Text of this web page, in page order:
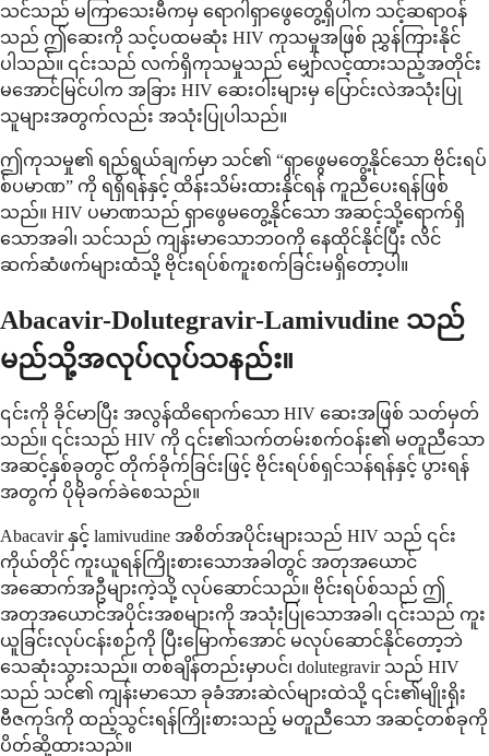
သင်သည် မကြာသေးမီကမှ ရောဂါရှာဖွေတွေ့ရှိပါက သင့်ဆရာဝန်
သည် ဤဆေးကို သင့်ပထမဆုံး HIV ကုသမှုအဖြစ် ညွှန်ကြားနိုင်
ပါသည်။ ၎င်းသည် လက်ရှိကုသမှုသည် မျှော်လင့်ထားသည့်အတိုင်း
မအောင်မြင်ပါက အခြား HIV ဆေးဝါးများမှ ပြောင်းလဲအသုံးပြု
သူများအတွက်လည်း အသုံးပြုပါသည်။
ဤကုသမှု၏ ရည်ရွယ်ချက်မှာ သင်၏ “ရှာဖွေမတွေ့နိုင်သော ဗိုင်းရပ်
စ်ပမာဏ” ကို ရရှိရန်နှင့် ထိန်းသိမ်းထားနိုင်ရန် ကူညီပေးရန်ဖြစ်
သည်။ HIV ပမာဏသည် ရှာဖွေမတွေ့နိုင်သော အဆင့်သို့ရောက်ရှိ
သောအခါ၊ သင်သည် ကျန်းမာသောဘဝကို နေထိုင်နိုင်ပြီး လိင်
ဆက်ဆံဖက်များထံသို့ ဗိုင်းရပ်စ်ကူးစက်ခြင်းမရှိတော့ပါ။
Abacavir-Dolutegravir-Lamivudine သည်
မည်သို့အလုပ်လုပ်သနည်း။
၎င်းကို ခိုင်မာပြီး အလွန်ထိရောက်သော HIV ဆေးအဖြစ် သတ်မှတ်
သည်။ ၎င်းသည် HIV ကို ၎င်း၏သက်တမ်းစက်ဝန်း၏ မတူညီသော
အဆင့်နှစ်ခုတွင် တိုက်ခိုက်ခြင်းဖြင့် ဗိုင်းရပ်စ်ရှင်သန်ရန်နှင့် ပွားရန်
အတွက် ပိုမိုခက်ခဲစေသည်။
Abacavir နှင့် lamivudine အစိတ်အပိုင်းများသည် HIV သည် ၎င်း
ကိုယ်တိုင် ကူးယူရန်ကြိုးစားသောအခါတွင် အတုအယောင်
အဆောက်အဦများကဲ့သို့ လုပ်ဆောင်သည်။ ဗိုင်းရပ်စ်သည် ဤ
အတုအယောင်အပိုင်းအစများကို အသုံးပြုသောအခါ၊ ၎င်းသည် ကူး
ယူခြင်းလုပ်ငန်းစဉ်ကို ပြီးမြောက်အောင် မလုပ်ဆောင်နိုင်တော့ဘဲ
သေဆုံးသွားသည်။ တစ်ချိန်တည်းမှာပင်၊ dolutegravir သည် HIV
သည် သင်၏ ကျန်းမာသော ခုခံအားဆဲလ်များထဲသို့ ၎င်း၏မျိုးရိုး
ဗီဇကုဒ်ကို ထည့်သွင်းရန်ကြိုးစားသည့် မတူညီသော အဆင့်တစ်ခုကို
ပိတ်ဆို့ထားသည်။